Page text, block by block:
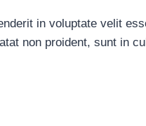
in voluptate velit
non proident, sunt in